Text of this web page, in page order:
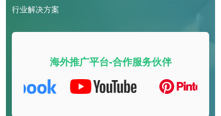
行业解决方案
海外推广平台-合作服务伙伴